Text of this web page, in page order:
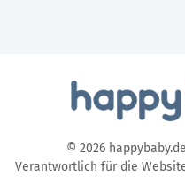
© 2026
Verantwortlich für die